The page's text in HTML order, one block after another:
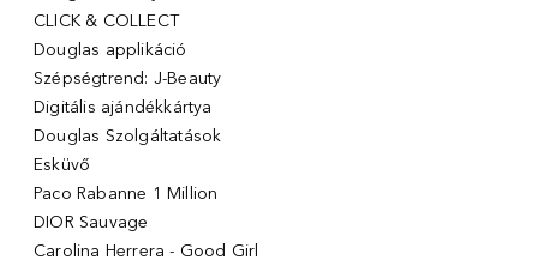
CLICK & COLLECT
Douglas applikáció
Szépségtrend: J-Beauty
Digitális ajándékkártya
Douglas Szolgáltatások
Esküvő
Paco Rabanne 1 Million
DIOR Sauvage
Carolina Herrera - Good Girl